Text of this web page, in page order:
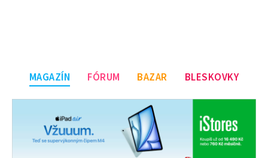
MAGAZÍN FÓRUM BAZAR BLESKOVKY